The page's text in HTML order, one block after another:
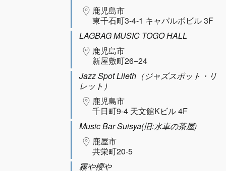
鹿児島市
東千石町3-4-1 キャパルボビル 3F
LAGBAG MUSIC TOGO HALL
鹿児島市
新屋敷町26−24
Jazz Spot Lileth（ジャズスポット・リ
レット）
鹿児島市
千日町9-4 天文館Kビル 4F
Music Bar Suisya(旧:水車の茶屋)
鹿屋市
共栄町20-5
霧や櫻や